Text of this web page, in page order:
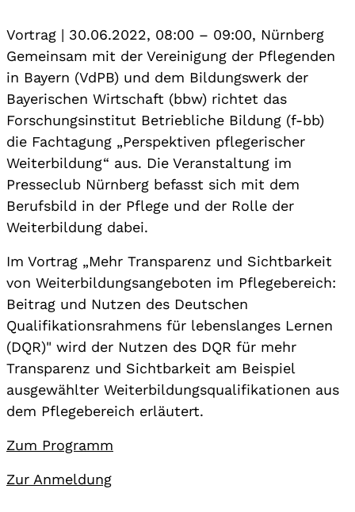
Vortrag | 30.06.2022, 08:00 – 09:00, Nürnberg
Gemeinsam mit der Vereinigung der Pflegenden
in Bayern (VdPB) und dem Bildungswerk der
Bayerischen Wirtschaft (bbw) richtet das
Forschungsinstitut Betriebliche Bildung (f-bb)
die Fachtagung „Perspektiven pflegerischer
Weiterbildung“ aus. Die Veranstaltung im
Presseclub Nürnberg befasst sich mit dem
Berufsbild in der Pflege und der Rolle der
Weiterbildung dabei.
Im Vortrag „Mehr Transparenz und Sichtbarkeit
von Weiterbildungsangeboten im Pflegebereich:
Beitrag und Nutzen des Deutschen
Qualifikationsrahmens für lebenslanges Lernen
(DQR)" wird der Nutzen des DQR für mehr
Transparenz und Sichtbarkeit am Beispiel
ausgewählter Weiterbildungsqualifikationen aus
dem Pflegebereich erläutert.
Zum Programm
Zur Anmeldung